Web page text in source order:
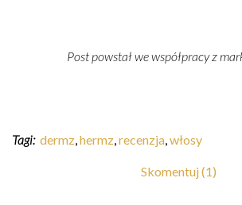
Post powstał we współpracy z
Tagi: dermz hermz recenzja włosy
Skomentuj (1)